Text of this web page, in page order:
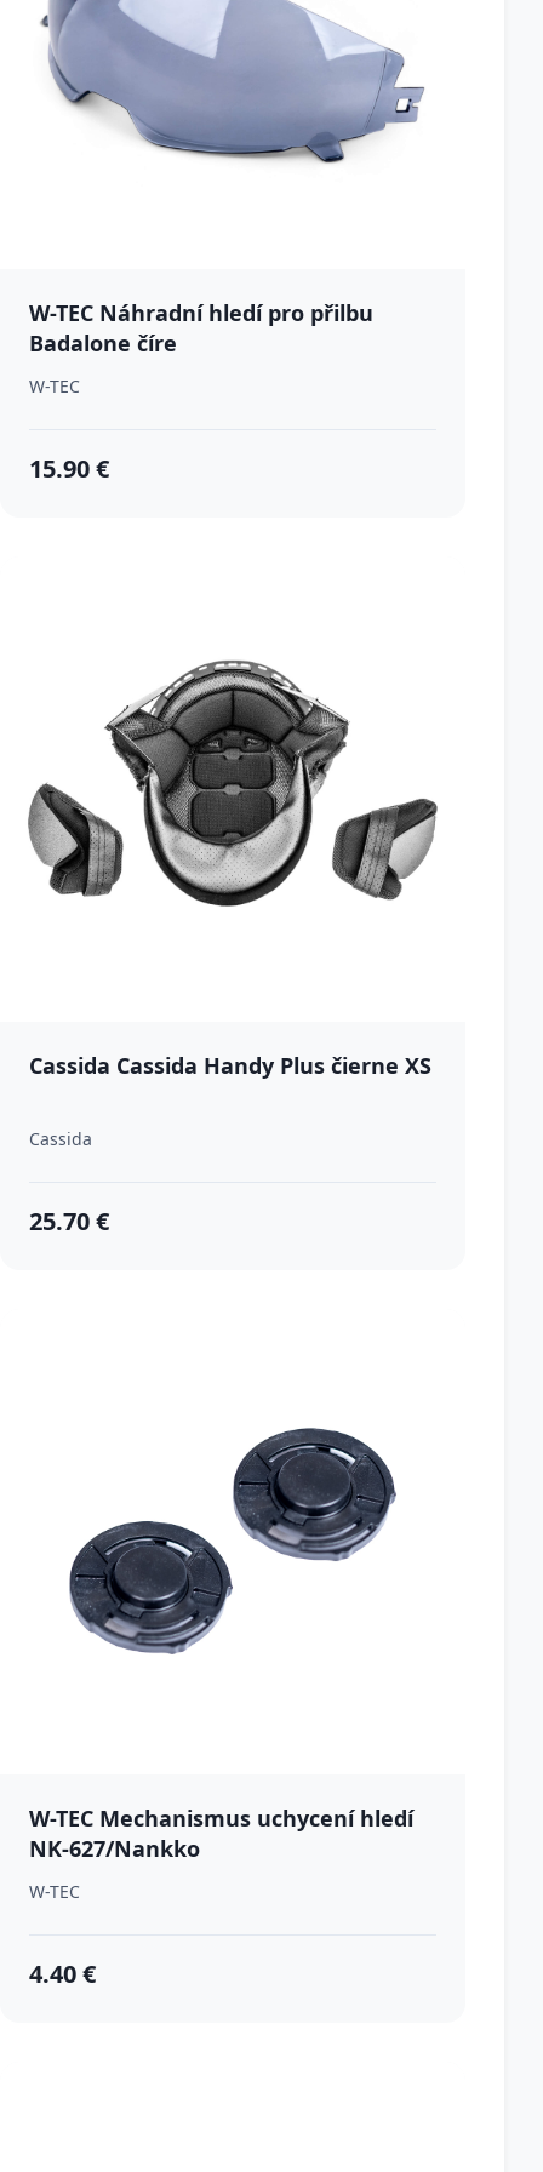
W-TEC Náhradní hledí pro přilbu
Badalone číre
W-TEC
15.90 €
Cassida Cassida Handy Plus čierne XS
Cassida
25.70 €
W-TEC Mechanismus uchycení hledí
NK-627/Nankko
W-TEC
4.40 €